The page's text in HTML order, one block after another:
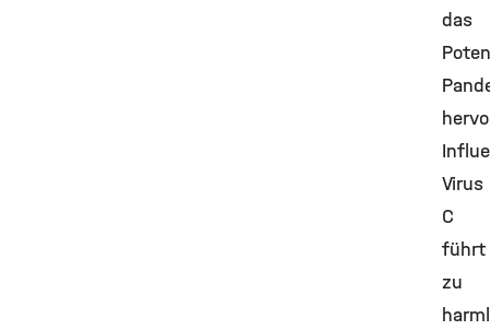
das
Virus
C
führt
zu